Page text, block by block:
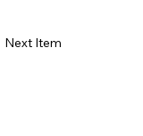
Next Item